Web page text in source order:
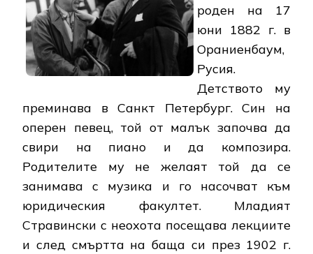
роден на 17
юни 1882 г. в
Ораниенбаум,
Русия.
Детството му
преминава в Санкт Петербург. Син на
оперен певец, той от малък започва да
свири на пиано и да композира.
Родителите му не желаят той да се
занимава с музика и го насочват към
юридическия факултет. Младият
Стравински с неохота посещава лекциите
и след смъртта на баща си през 1902 г.